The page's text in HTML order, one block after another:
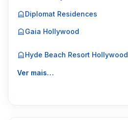
Diplomat Residences
Gaia Hollywood
Hyde Beach Resort Hollywood
Ver mais…